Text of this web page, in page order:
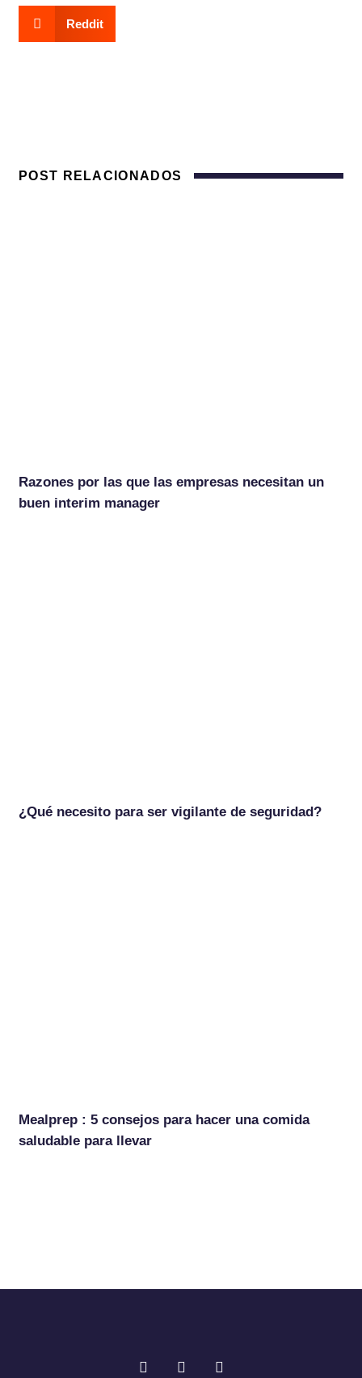
Reddit
POST RELACIONADOS
Razones por las que las empresas necesitan un
buen interim manager
¿Qué necesito para ser vigilante de seguridad?
Mealprep : 5 consejos para hacer una comida
saludable para llevar
F
T
I